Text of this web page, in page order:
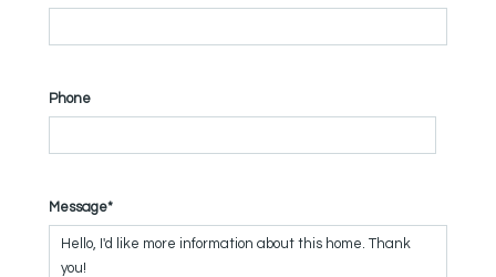
Phone
Message*